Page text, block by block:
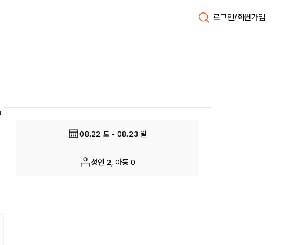
로그인/회원가입
08.22 토 - 08.23 일
성인 2, 아동 0